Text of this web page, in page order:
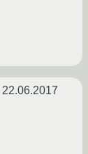
22.06.2017